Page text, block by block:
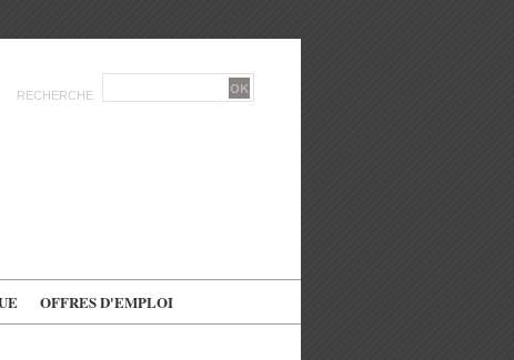
RECHERCHE
OFFRES D'EMPLOI